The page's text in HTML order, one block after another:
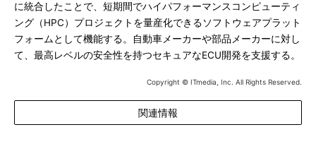
に統合したことで、短期間でハイパフォーマンスコンピューティ
ング（HPC）プロジェクトを量産化できるソフトウェアプラット
フォームとして機能する。自動車メーカーや部品メーカーに対し
て、最高レベルの安全性を持つセキュアなECU開発を支援する。
Copyright © ITmedia, Inc. All Rights Reserved.
関連情報